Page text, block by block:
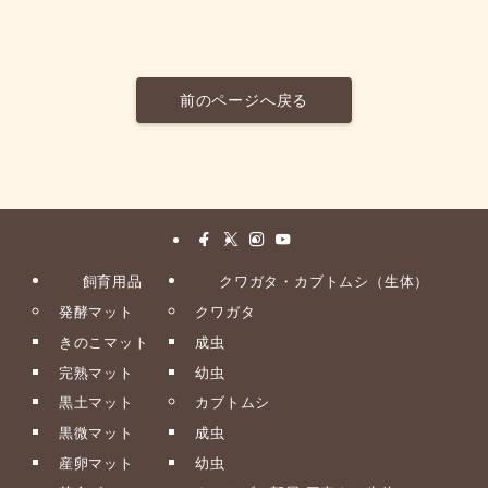
前のページへ戻る
飼育用品
発酵マット
きのこマット
完熟マット
黒土マット
黒微マット
産卵マット
クワガタ・カブトムシ（生体）
クワガタ
成虫
幼虫
カブトムシ
成虫
幼虫